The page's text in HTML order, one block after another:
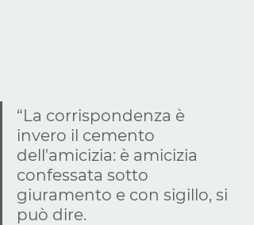
“La corrispondenza è
invero il cemento
dell'amicizia: è amicizia
confessata sotto
giuramento e con sigillo, si
può dire.